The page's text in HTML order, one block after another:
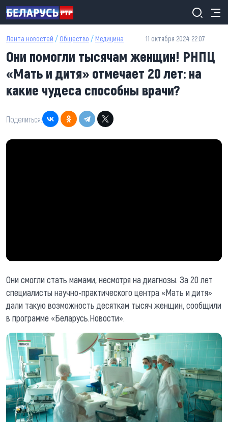
Перейти к основному содержанию
Лента новостей / Общество / Медицина 11 октября 2024 22:07
Они помогли тысячам женщин! РНПЦ
«Мать и дитя» отмечает 20 лет: на
какие чудеса способны врачи?
Поделиться:
Они смогли стать мамами, несмотря на диагнозы. За 20 лет
специалисты научно-практического центра «Мать и дитя»
дали такую возможность десяткам тысяч женщин, сообщили
в программе «Беларусь.Новости».